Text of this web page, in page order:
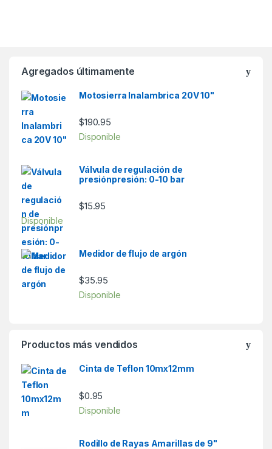
Agregados últimamente
Motosierra Inalambrica 20V 10"
$190.95
Disponible
Válvula de regulación de
presiónpresión: 0-10 bar
$15.95
Disponible
Medidor de flujo de argón
$35.95
Disponible
Productos más vendidos
Cinta de Teflon 10mx12mm
$0.95
Disponible
Rodillo de Rayas Amarillas de 9"